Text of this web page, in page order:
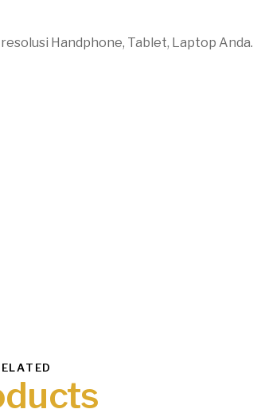
Handphone, Tablet, Laptop Anda.